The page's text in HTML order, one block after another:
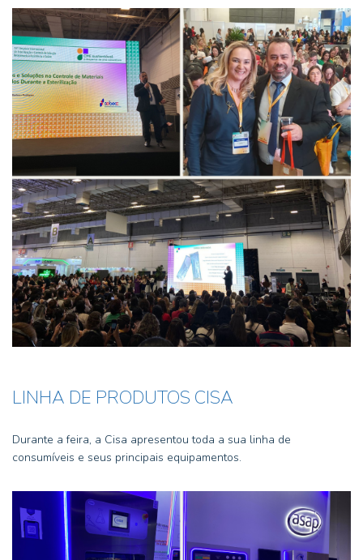
LINHA DE PRODUTOS CISA
Durante a feira, a Cisa apresentou toda a sua linha de
consumíveis e seus principais equipamentos.